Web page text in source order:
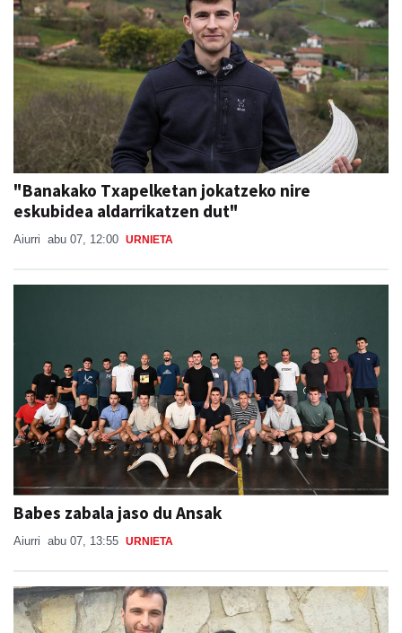
"Banakako Txapelketan jokatzeko nire
eskubidea aldarrikatzen dut"
Aiurri abu 07, 12:00 URNIETA
Babes zabala jaso du Ansak
Aiurri abu 07, 13:55 URNIETA